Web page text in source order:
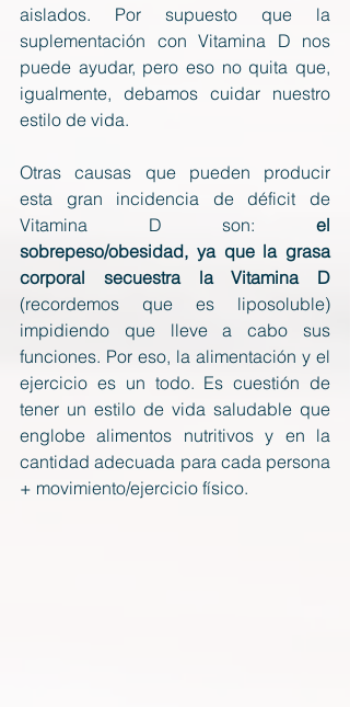
aislados. Por supuesto que la
suplementación con Vitamina D nos
puede ayudar, pero eso no quita que,
igualmente, debamos cuidar nuestro
estilo de vida.
Otras causas que pueden producir
esta gran incidencia de déficit de
Vitamina D son: el
sobrepeso/obesidad, ya que la grasa
corporal secuestra la Vitamina D
(recordemos que es liposoluble)
impidiendo que lleve a cabo sus
funciones. Por eso, la alimentación y el
ejercicio es un todo. Es cuestión de
tener un estilo de vida saludable que
englobe alimentos nutritivos y en la
cantidad adecuada para cada persona
+ movimiento/ejercicio físico.